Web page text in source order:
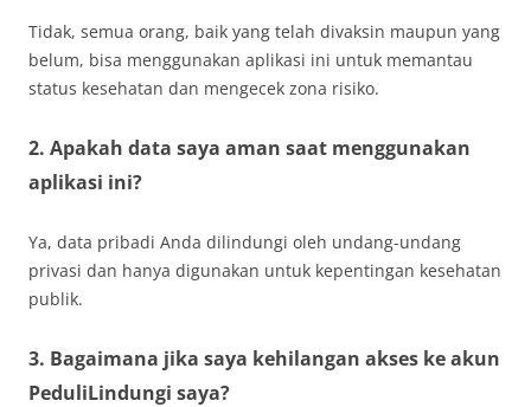
Tidak, semua orang, baik yang telah divaksin maupun yang
belum, bisa menggunakan aplikasi ini untuk memantau
status kesehatan dan mengecek zona risiko.
2. Apakah data saya aman saat menggunakan
aplikasi ini?
Ya, data pribadi Anda dilindungi oleh undang-undang
privasi dan hanya digunakan untuk kepentingan kesehatan
publik.
3. Bagaimana jika saya kehilangan akses ke akun
PeduliLindungi saya?